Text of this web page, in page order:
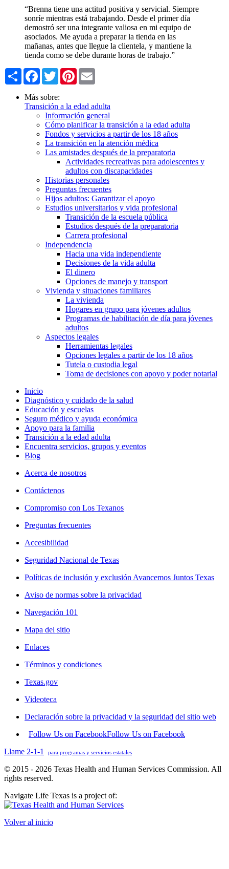
“Brenna tiene una actitud positiva y servicial. Siempre
sonríe mientras está trabajando. Desde el primer día
demostró ser una integrante valiosa en mi equipo de
asociados. Me ayuda a preparar la tienda en las
mañanas, antes que llegue la clientela, y mantiene la
tienda como se debe durante horas de trabajo.”
Share Facebook
TwitterPinterest
Más sobre:
Transición a la edad adulta
Información general
Cómo planificar la transición a la edad adulta
Fondos y servicios a partir de los 18 años
La transición en la atención médica
Las amistades después de la preparatoria
Actividades recreativas para adolescentes y
adultos con discapacidades
Historias personales
Preguntas frecuentes
Hijos adultos: Garantizar el apoyo
Estudios universitarios y vida profesional
Transición de la escuela pública
Estudios después de la preparatoria
Carrera profesional
Independencia
Hacia una vida independiente
Decisiones de la vida adulta
El dinero
Opciones de manejo y transport
Vivienda y situaciones familiares
La vivienda
Hogares en grupo para jóvenes adultos
Programas de habilitación de día para jóvenes
adultos
Aspectos legales
Herramientas legales
Opciones legales a partir de los 18 años
Tutela o custodia legal
Toma de decisiones con apoyo y poder notarial
Inicio
Diagnóstico y cuidado de la salud
Educación y escuelas
Seguro médico y ayuda económica
Apoyo para la familia
Transición a la edad adulta
Encuentra servicios, grupos y eventos
Blog
Acerca de nosotros
Contáctenos
Compromiso con Los Texanos
Preguntas frecuentes
Accesibilidad
Seguridad Nacional de Texas
Políticas de inclusión y exclusión Avancemos Juntos Texas
Aviso de normas sobre la privacidad
Navegación 101
Mapa del sitio
Enlaces
Términos y condiciones
Texas.gov
Videoteca
Declaración sobre la privacidad y la seguridad del sitio web
Follow Us on FacebookFollow Us on Facebook
Llame 2-1-1
para programas y servicios estatales
© 2015 - 2026 Texas Health and Human Services Commission. All
rights reserved.
Navigate Life Texas is a project of:
Volver al inicio